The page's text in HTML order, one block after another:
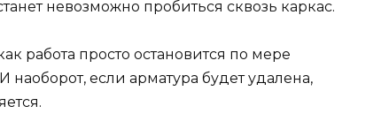
невозможно пробиться сквозь каркас.
работа просто остановится по мере
если арматура будет удалена,